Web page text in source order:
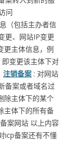
问
（包括主办者信
更、网站IP变更
更主体信息，例
变更该主体下对
注销备案 : 对网站
备案或者域名过
除主体下的某个
主体下的所有备
案网站 以上内容
icp备案还有不懂